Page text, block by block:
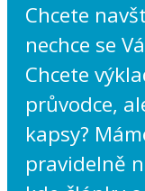
Chcete
nechce se
Chcete
průvodce,
kapsy?
pravidelně